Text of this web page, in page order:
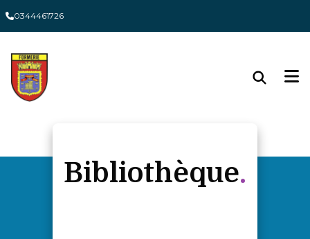
0344461726
Bibliothèque
Panneau de gestion des cookies